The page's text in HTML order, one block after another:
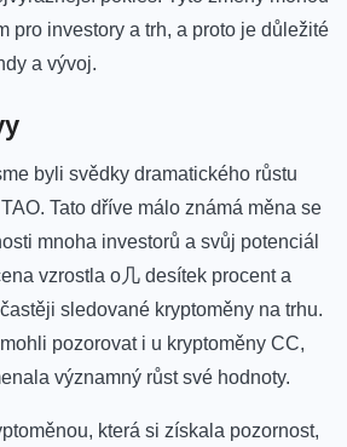
pro investory a ⁢trh, a proto je důležité
a⁣ vývoj.
byli svědky dramatického⁣ růstu
Tato⁤ dříve ‍málo známá⁣ měna se
mnoha investorů a svůj potenciál
vzrostla o几 desítek procent a
sledované kryptoměny na trhu.
‌pozorovat i u kryptoměny CC,
významný růst ⁤své hodnoty.
která si získala pozornost,